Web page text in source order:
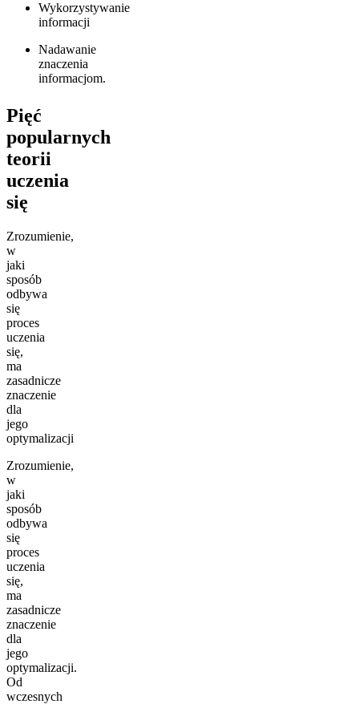
Wykorzystywanie
informacji
Nadawanie
znaczenia
informacjom.
Pięć
popularnych
teorii
uczenia
się
Zrozumienie,
w
jaki
sposób
odbywa
się
proces
uczenia
się,
ma
zasadnicze
znaczenie
dla
jego
optymalizacji
Zrozumienie,
w
jaki
sposób
odbywa
się
proces
uczenia
się,
ma
zasadnicze
znaczenie
dla
jego
optymalizacji.
Od
wczesnych